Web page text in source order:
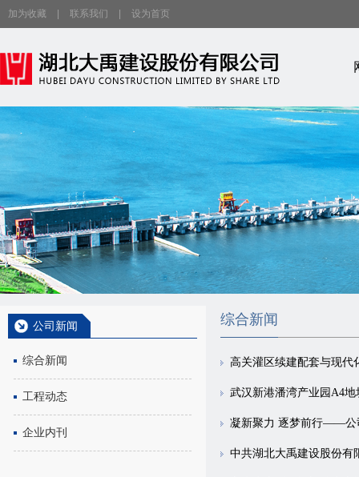
加为收藏 联系我们 设为首页
公司新闻
综合新闻
工程动态
企业内刊
综合新闻
高关灌区续建配套与现代
武汉新港潘湾产业园A4
凝新聚力 逐梦前行——公
中共湖北大禹建设股份有